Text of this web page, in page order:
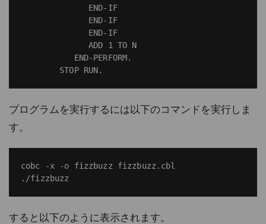
              END-IF
              END-IF
              END-IF
              ADD 1 TO N
           END-PERFORM.
プログラムを実行するには以下のコマンドを実行しま
す。
cobc -x -o fizzbuzz fizzbuzz.cbl
すると以下のように表示されます。